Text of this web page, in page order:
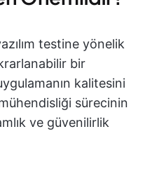
testine yönelik
bir
kalitesini
sürecinin
ve güvenilirlik